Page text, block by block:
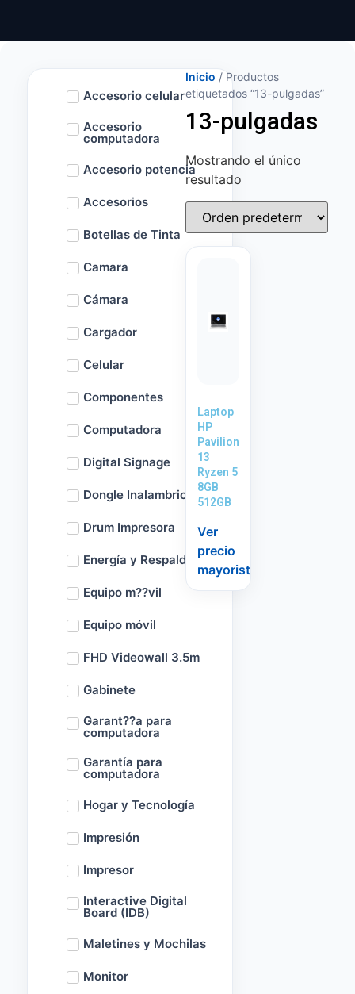
Accesorio celular
Accesorio
computadora
Accesorio potencia
Accesorios
Botellas de Tinta
Camara
Cámara
Cargador
Celular
Componentes
Computadora
Digital Signage
Dongle Inalambrico
Drum Impresora
Energía y Respaldo
Equipo m??vil
Equipo móvil
FHD Videowall 3.5m
Gabinete
Garant??a para
computadora
Garantía para
computadora
Hogar y Tecnología
Impresión
Impresor
Interactive Digital
Board (IDB)
Maletines y Mochilas
Monitor
Inicio / Productos
etiquetados “13-pulgadas”
13-pulgadas
Mostrando el único
resultado
Laptop
HP
Pavilion
13
Ryzen 5
8GB
512GB
Ver
precio
mayorista